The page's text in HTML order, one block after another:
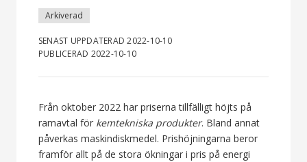
Arkiverad
SENAST UPPDATERAD 2022-10-10
PUBLICERAD 2022-10-10
Från oktober 2022 har priserna tillfälligt höjts på
ramavtal för kemtekniska produkter. Bland annat
påverkas maskindiskmedel. Prishöjningarna beror
framför allt på de stora ökningar i pris på energi